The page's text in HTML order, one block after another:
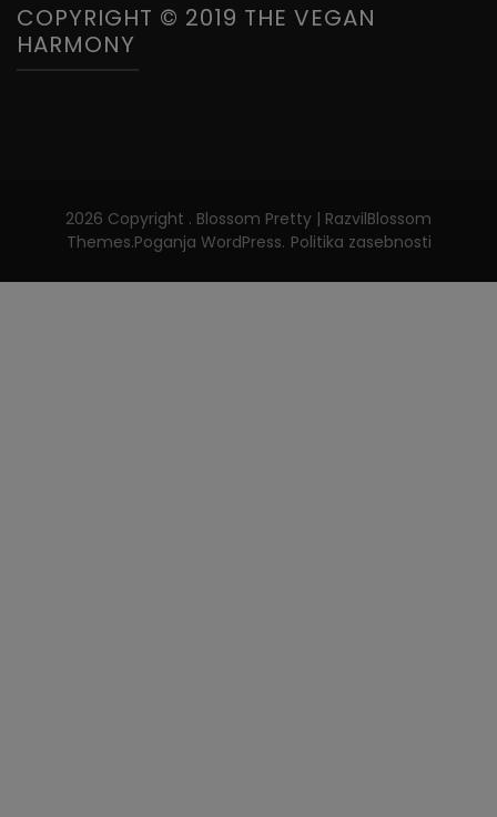
COPYRIGHT © 2019 THE VEGAN
HARMONY
2026 Copyright . Blossom Pretty | RazvilBlossom
Themes.Poganja WordPress. Politika zasebnosti